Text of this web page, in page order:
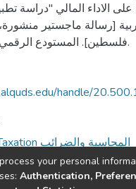
الاداء المالي "دراسة
[رسالة ماجستير
فلسطين]. المستودع الرقمي لجامعة القدس.
handle/
Accounting & Taxation المحاسبة والضرائب
your personal
Authentication,